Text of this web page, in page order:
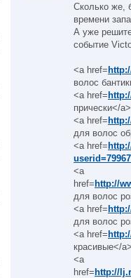
Сколько же,
времени
А уже
событие
<a href=
волос
<a href=
прически</a>
<a href=
для волос
<a href=
<a
href= http://
для волос
<a href=
для волос
<a href=
красивые</
<a
href= http://